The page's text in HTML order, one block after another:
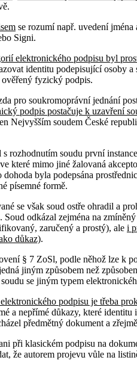
se rozumí např. uvedení
Signi.
elektronického podpisu byl
identitu podepisující osoby
fyzický podpis.
pro soukromoprávní jednání
podpis postačuje k uzavření
Nejvyšším soudem České
rozhodnutím soudu první
které mimo jiné žalovaná
dohoda byla podepsána
písemné formě.
se však soud ostře ohradil a
Soud odkázal zejména na
zaručený a prostý), ale i
důkaz).
§ 7 ZoSl, podle něhož lze k
jiným způsobem než
se jiným typem
podpisu je třeba
a nepřímé důkazy, které
předmětný dokument a
při klasickém podpisu na
že autorem projevu vůle na